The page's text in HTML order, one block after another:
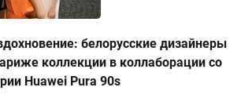
белорусские дизайнеры
коллекции в коллаборации со
Huawei Pura 90s